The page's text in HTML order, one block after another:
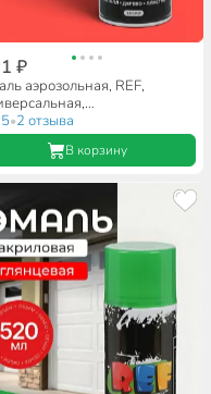
₽
аэрозольная, REF,
акриловая,
520 мл
5•2 отзыва
В корзину